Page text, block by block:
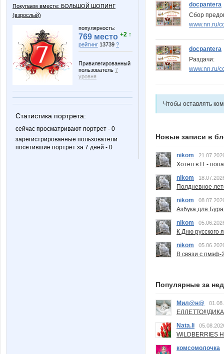
Покупаем вместе: БОЛЬШОЙ ШОПИНГ
(взрослый)
популярность:
769 место +2 ↑
рейтинг 13739 ?
Привилегированный
пользователь 7
уровня
Статистика портрета:
сейчас просматривают портрет - 0
зарегистрированные пользователи
посетившие портрет за 7 дней - 0
docpantera
Сбор
www.nn.ru/
docpantera
Раздачи:
www.nn.ru/
Чтобы оставлять
Новые записи в
nikom
Хотел в IT -
nikom
Полдневное
nikom
Азбука для
nikom
К Дню русского
nikom
В связи с пмэф-
Популярные за
Мил@н@
Nata.li
комсомолочка